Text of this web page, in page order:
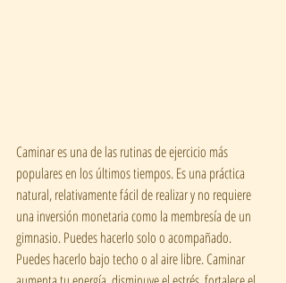
Caminar es una de las rutinas de ejercicio más
populares en los últimos tiempos. Es una práctica
natural, relativamente fácil de realizar y no requiere
una inversión monetaria como la membresía de un
gimnasio. Puedes hacerlo solo o acompañado.
Puedes hacerlo bajo techo o al aire libre. Caminar